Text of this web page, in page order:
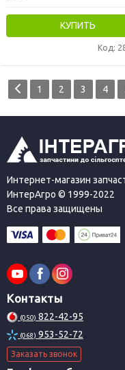
КУПИТЬ
Код:
1 2 3 4
Интернет-магазин
ИнтерАгро © 1999-2022
Все права защищены
Контакты
(050) 822-42-95
(068) 953-52-72
Заказать звонок